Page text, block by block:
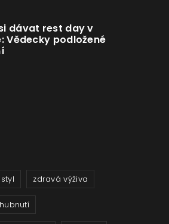
dávat rest day v
Vědecky podložené
zdravá výživa
hubnutí